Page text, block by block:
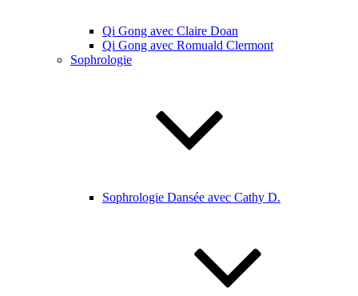
Qi Gong avec Claire Doan
Qi Gong avec Romuald Clermont
Sophrologie
Sophrologie Dansée avec Cathy D.